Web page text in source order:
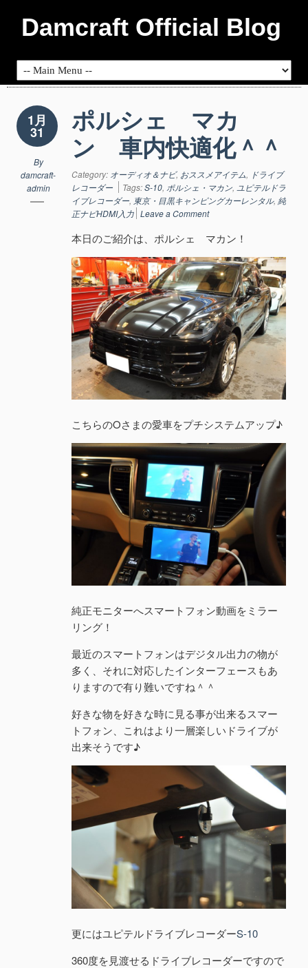
Damcraft Official Blog
1月
31
By
damcraft-
admin
ポルシェ マカ
ン 車内快適化＾＾
Category: オーディオ＆ナビ, おススメアイテム, ドライブ
レコーダー
Tags:S-10, ポルシェ・マカン, ユピテルドラ
イブレコーダー, 東京・目黒キャンピングカーレンタル, 純
正ナビHDMI入力 Leave a Comment
本日のご紹介は、ポルシェ マカン！
こちらのOさまの愛車をプチシステムアップ♪
純正モニターへスマートフォン動画をミラー
リング！
最近のスマートフォンはデジタル出力の物が
多く、それに対応したインターフェースもあ
りますので有り難いですね＾＾
好きな物を好きな時に見る事が出来るスマー
トフォン、これはより一層楽しいドライブが
出来そうです♪
更にはユピテルドライブレコーダーS-10
360度を見渡せるドライブレコーダーですので